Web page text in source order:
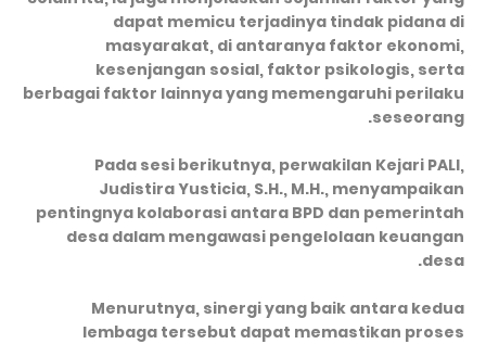
dapat memicu terjadinya tindak pidana di
masyarakat, di antaranya faktor ekonomi,
kesenjangan sosial, faktor psikologis, serta
berbagai faktor lainnya yang memengaruhi perilaku
seseorang.
Pada sesi berikutnya, perwakilan Kejari PALI,
Judistira Yusticia, S.H., M.H., menyampaikan
pentingnya kolaborasi antara BPD dan pemerintah
desa dalam mengawasi pengelolaan keuangan
desa.
Menurutnya, sinergi yang baik antara kedua
lembaga tersebut dapat memastikan proses